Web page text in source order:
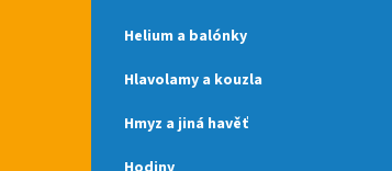
Helium a balónky
Hlavolamy a kouzla
Hmyz a jiná havěť